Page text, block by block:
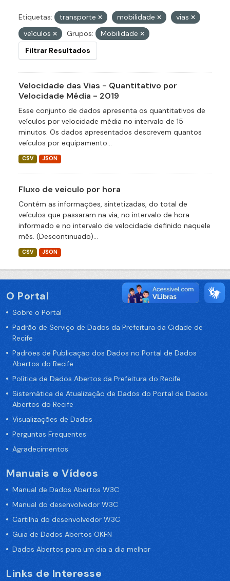
Etiquetas: transporte mobilidade
vias
veículos
Grupos:
Mobilidade
Filtrar Resultados
Velocidade das Vias - Quantitativo por
Velocidade Média - 2019
Esse conjunto de dados apresenta os quantitativos de
veículos por velocidade média no intervalo de 15
minutos. Os dados apresentados descrevem quantos
veículos por equipamento...
CSV JSON
Fluxo de veiculo por hora
Contém as informações, sintetizadas, do total de
veículos que passaram na via, no intervalo de hora
informado e no intervalo de velocidade definido naquele
mês. (Descontinuado)...
CSV JSON
O Portal
Sobre o Portal
Padrão de Serviço de Dados da Prefeitura da Cidade de
Recife
Padrões de Publicação dos Dados no Portal de Dados
Abertos do Recife
Política de Dados Abertos da Prefeitura do Recife
Sistemática de Atualização de Dados do Portal de Dados
Abertos do Recife
Visualizações de Dados
Perguntas Frequentes
Agradecimentos
Manuais e Vídeos
Manual de Dados Abertos W3C
Manual do desenvolvedor W3C
Cartilha do desenvolvedor W3C
Guia de Dados Abertos OKFN
Dados Abertos para um dia a dia melhor
Links de Interesse